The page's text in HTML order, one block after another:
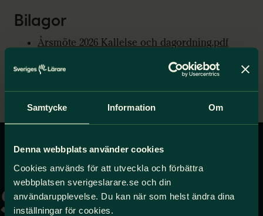
Samtycke Information Om
Denna webbplats använder cookies
Cookies används för att utveckla och förbättra
webbplatsen sverigeslarare.se och din
användarupplevelse. Du kan när som helst ändra dina
inställningar för cookies.
Bilagor
Årsmöte 2026 Kallelse och dagordning.pdf
Revisorernas berättelse 2025.pdf
startsidan